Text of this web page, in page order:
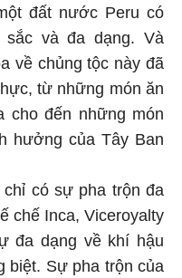
đất nước Peru có
và đa dạng. Và
về chủng tộc này đã
từ những món ăn
cho đến những món
hưởng của Tây Ban
có sự pha trộn đa
chế Inca, Viceroyalty
đa dạng về khí hậu
biệt. Sự pha trộn của